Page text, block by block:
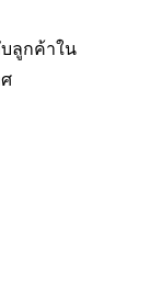
บลูกค้าใน